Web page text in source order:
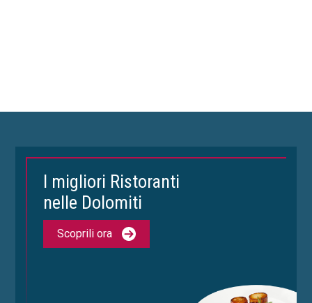
I migliori Ristoranti
nelle Dolomiti
Scoprili ora